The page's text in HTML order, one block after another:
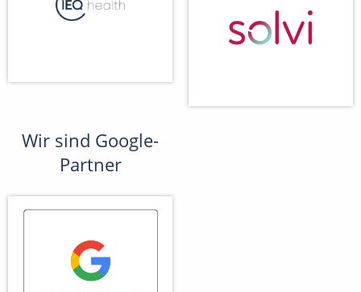
Wir sind Google-
Partner